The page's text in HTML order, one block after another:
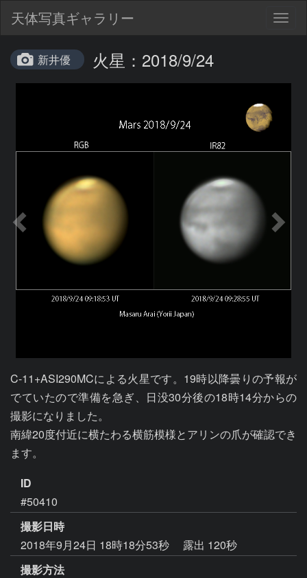
天体写真ギャラリー
新井優 火星：2018/9/24
C-11+ASI290MCによる火星です。19時以降曇りの予報が
でていたので準備を急ぎ、日没30分後の18時14分からの
撮影になりました。
南緯20度付近に横たわる横筋模様とアリンの爪が確認でき
ます。
ID
#50410
撮影日時
2018年9月24日 18時18分53秒
露出 120秒
撮影方法